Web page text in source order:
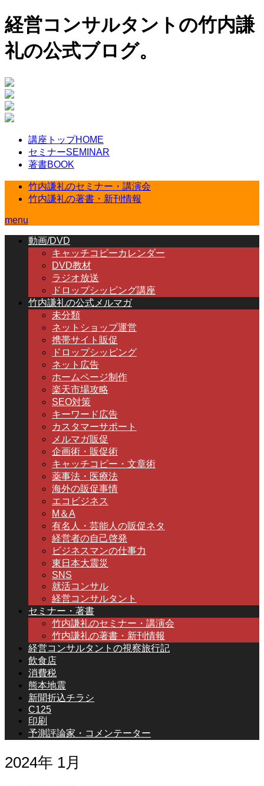
経営コンサルタントの竹内謙
礼の公式ブログ。
講座トップHOME
セミナーSEMINAR
著書BOOK
竹内謙礼のセミナー・講演会
竹内謙礼の著書・新刊情報
menu
動画/DVD
キャッチコピーカレンダー
DVD教材
ラジオ放送
ドロップシッピング講座
竹内謙礼の公式メルマガ
未分類
ネットショップ運営
携帯サイト販促
ドロップシッピング
ネット広告
ホームページ制作
楽天市場攻略
SEO対策
キーワード広告
カスタマーサポート
メルマガ販促
企画術・販促術
キャッチコピー・文章術
薬事法・医療法
海外の販促事情
エコビジネス
M＆A
有名人・芸能人の販促ネタ
経営者の自己啓発
ビジネスマンの仕事力
東日本大震災
SNS
就活コンサル
経営コンサルタント
セミナー・著書
竹内謙礼のセミナー・講演会
竹内謙礼の著書・新刊情報
経営コンサルタントの視察旅行記
飲食店
消費税
熊本地震
新聞折込チラシ
C125
印刷
予測評論家・コメンテーター
2024年 1月